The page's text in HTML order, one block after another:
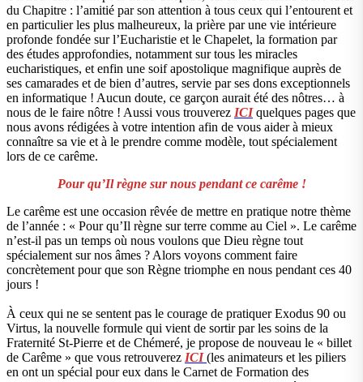
du Chapitre : l’amitié par son attention à tous ceux qui l’entourent et
en particulier les plus malheureux, la prière par une vie intérieure
profonde fondée sur l’Eucharistie et le Chapelet, la formation par
des études approfondies, notamment sur tous les miracles
eucharistiques, et enfin une soif apostolique magnifique auprès de
ses camarades et de bien d’autres, servie par ses dons exceptionnels
en informatique ! Aucun doute, ce garçon aurait été des nôtres… à
nous de le faire nôtre ! Aussi vous trouverez ICIquelques pages que
nous avons rédigées à votre intention afin de vous aider à mieux
connaître sa vie et à le prendre comme modèle, tout spécialement
lors de ce carême.
Pour qu’Il règne sur nous pendant ce carême !
Le carême est une occasion rêvée de mettre en pratique notre thème
de l’année : « Pour qu’Il règne sur terre comme au Ciel ». Le carême
n’est-il pas un temps où nous voulons que Dieu règne tout
spécialement sur nos âmes ? Alors voyons comment faire
concrètement pour que son Règne triomphe en nous pendant ces 40
jours !
À ceux qui ne se sentent pas le courage de pratiquer Exodus 90 ou
Virtus, la nouvelle formule qui vient de sortir par les soins de la
Fraternité St-Pierre et de Chémeré, je propose de nouveau le « billet
de Carême » que vous retrouverez ICI(les animateurs et les piliers
en ont un spécial pour eux dans le Carnet de Formation des